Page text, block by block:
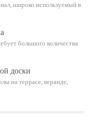
широко используемый в
большого количества
доски
на террасе, веранде,